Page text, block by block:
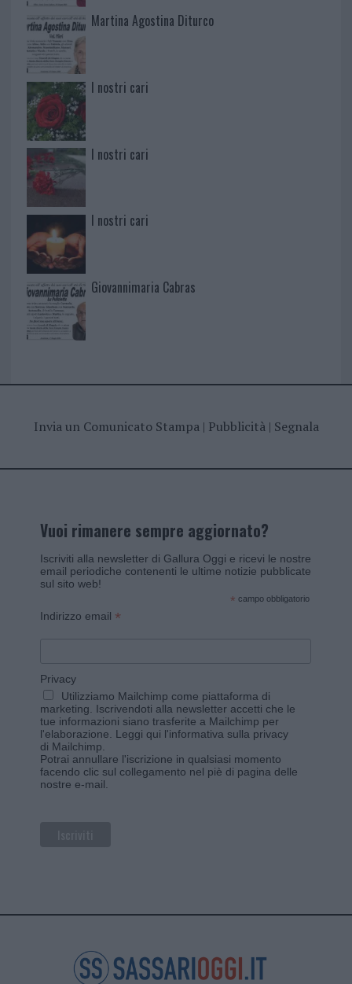
Martina Agostina Diturco
I nostri cari
I nostri cari
I nostri cari
Giovannimaria Cabras
Invia un Comunicato Stampa| Pubblicità| Segnala
Vuoi rimanere sempre aggiornato?
Iscriviti alla newsletter di Gallura Oggi e ricevi le nostre
email periodiche contenenti le ultime notizie pubblicate
sul sito web!
* campo obbligatorio
Indirizzo email *
Privacy
Utilizziamo Mailchimp come piattaforma di
marketing. Iscrivendoti alla newsletter accetti che le
tue informazioni siano trasferite a Mailchimp per
l'elaborazione. Leggi qui l'informativa sulla privacy
di Mailchimp
Potrai annullare l'iscrizione in qualsiasi momento
facendo clic sul collegamento nel piè di pagina delle
nostre e-mail.